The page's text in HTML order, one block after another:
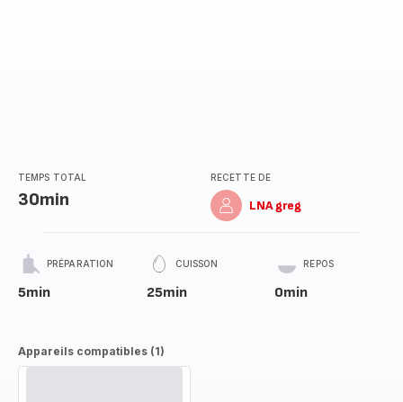
TEMPS TOTAL
30min
RECETTE DE
LNA greg
PRÉPARATION
5min
CUISSON
25min
REPOS
0min
Appareils compatibles (1)